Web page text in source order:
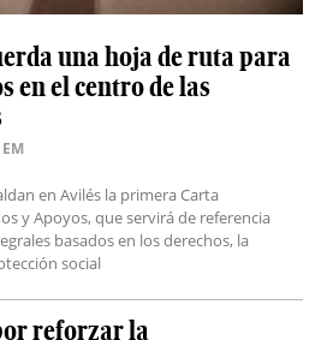
una hoja de ruta para
en el centro de las
en Avilés la primera Carta
y Apoyos, que servirá de referencia
basados en los derechos, la
social
reforzar la